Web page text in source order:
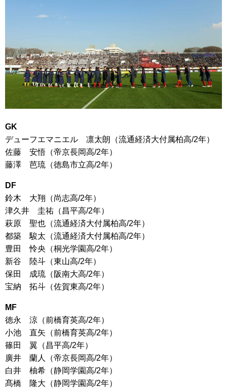
GK
デューフエマニエル 凛太朗（流通経済大付属柏高/2年）
佐藤 安悟（帝京長岡高/2年）
藤澤 芭琉（徳島市立高/2年）
DF
鈴木 大翔（尚志高/2年）
津久井 圭祐（昌平高/2年）
萩原 聖也（流通経済大付属柏高/2年）
都築 駿太（流通経済大付属柏高/2年）
豊田 怜央（桐光学園高/2年）
新谷 陸斗（東山高/2年）
保田 成琉（阪南大高/2年）
宝納 拓斗（佐賀東高/2年）
MF
徳永 涼（前橋育英高/2年）
小池 直矢（前橋育英高/2年）
篠田 翼（昌平高/2年）
廣井 蘭人（帝京長岡高/2年）
白井 柚希（静岡学園高/2年）
髙橋 隆大（静岡学園高/2年）